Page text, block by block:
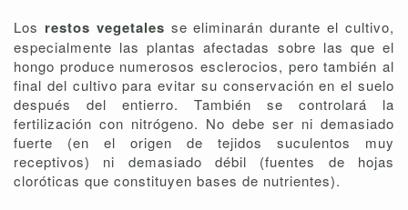
Los restos vegetales se eliminarán durante el cultivo,
especialmente las plantas afectadas sobre las que el
hongo produce numerosos esclerocios, pero también al
final del cultivo para evitar su conservación en el suelo
después del entierro. También se controlará la
fertilización con nitrógeno. No debe ser ni demasiado
fuerte (en el origen de tejidos suculentos muy
receptivos) ni demasiado débil (fuentes de hojas
cloróticas que constituyen bases de nutrientes).